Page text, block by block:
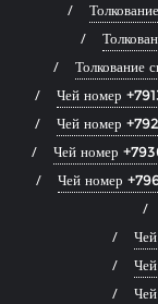
Толкование
Чей номер
Чей номер
Чей номер
Чей номер